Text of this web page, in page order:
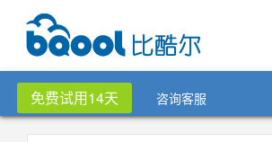
免费试用14天 咨询客服